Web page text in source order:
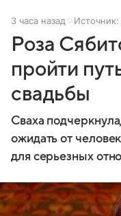
3 часа назад Источник:
Роза
пройти
свадьбы
Сваха
ожидать от
для серьезных